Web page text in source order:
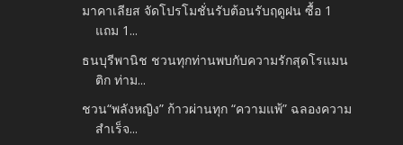
มาคาเลียส จัดโปรโมชั่นรับต้อนรับฤดูฝน ซื้อ 1
แถม 1...
ธนบุรีพานิช ชวนทุกท่านพบกับความรักสุดโรแมน
ติก ท่าม...
ชวน“พลังหญิง” ก้าวผ่านทุก “ความแพ้” ฉลองความ
สำเร็จ...